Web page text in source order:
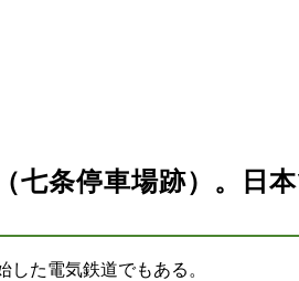
七条停車場跡）。日
た電気鉄道でもある。